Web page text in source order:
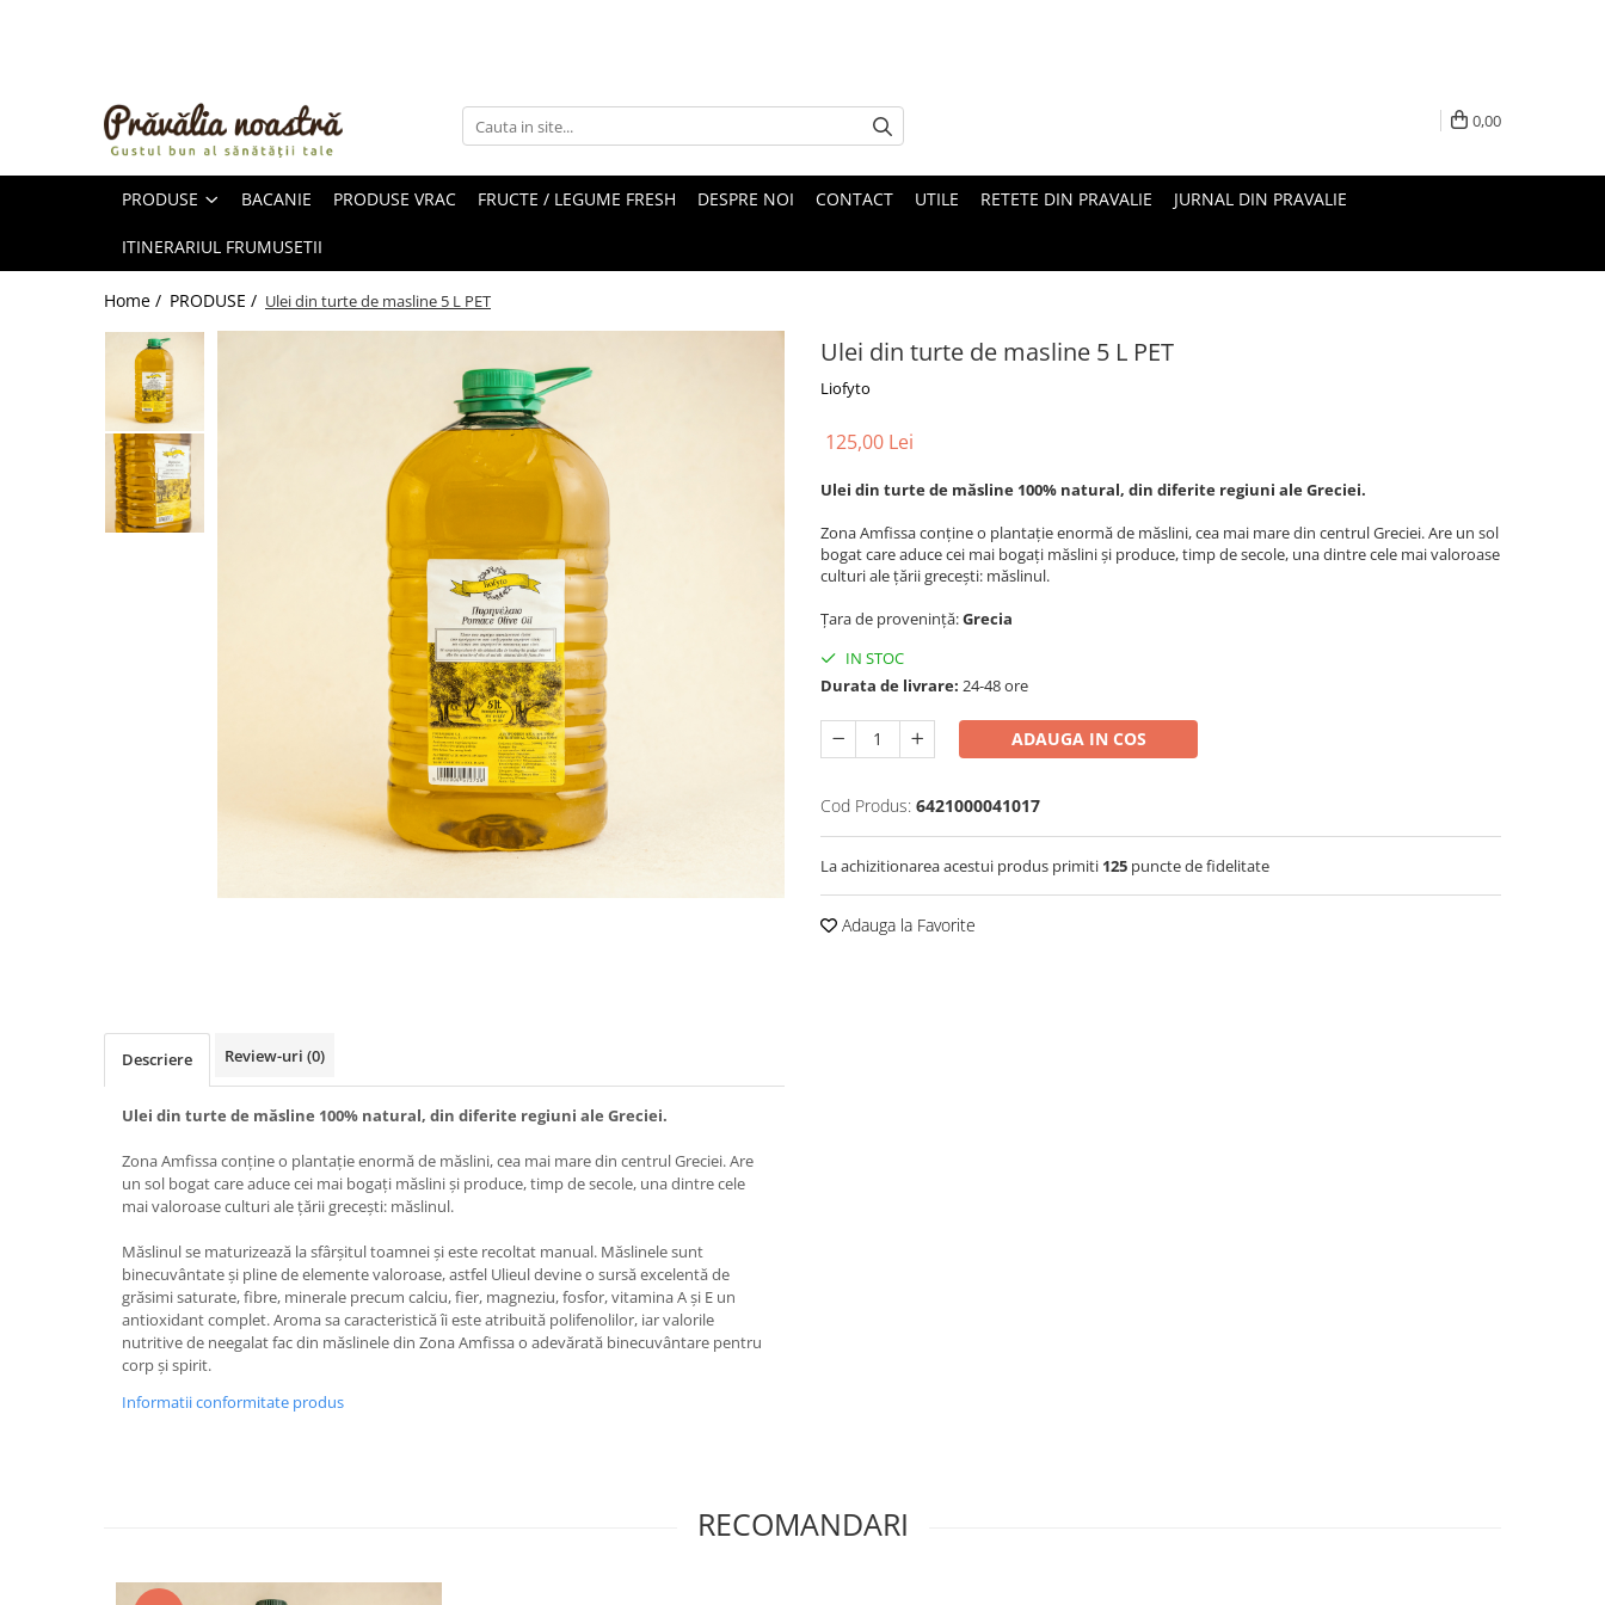
ULEIURI ȘI UNTURI
FRUCTE DESHIDRATATE
ÎNDULCITORI NATURALI / MIERE
FRUCTE LA CONSERVĂ
OȚETURI ȘI SOSURI
FĂINĂ FĂRĂ GLUTEN
BĂUTURI / LAPTE VEGETAL
OREZ ȘI CEREALE
0,00
PRODUSE BACANIE PRODUSE VRAC FRUCTE / LEGUME FRESH DESPRE NOI CONTACT UTILE RETETE DIN PRAVALIE JURNAL DIN PRAVALIE
ITINERARIUL FRUMUSETII
Home / PRODUSE / Ulei din turte de masline 5 L PET
Ulei din turte de masline 5 L PET
Liofyto
125,00 Lei
Ulei din turte de măsline 100% natural, din diferite regiuni ale Greciei.
Zona Amfissa conține o plantație enormă de măslini, cea mai mare din centrul Greciei. Are un sol
bogat care aduce cei mai bogați măslini și produce, timp de secole, una dintre cele mai valoroase
culturi ale țării grecești: măslinul.
Țara de provenință:Grecia
IN STOC
Durata de livrare: 24-48 ore
ADAUGA IN COS
Cod Produs: 6421000041017
La achizitionarea acestui produs primiti 125 puncte de fidelitate
Adauga la Favorite
Descriere Review-uri (0)
Ulei din turte de măsline 100% natural, din diferite regiuni ale Greciei.
Zona Amfissa conține o plantație enormă de măslini, cea mai mare din centrul Greciei. Are
un sol bogat care aduce cei mai bogați măslini și produce, timp de secole, una dintre cele
mai valoroase culturi ale țării grecești: măslinul.
Măslinul se maturizează la sfârșitul toamnei și este recoltat manual. Măslinele sunt
binecuvântate și pline de elemente valoroase, astfel Ulieul devine o sursă excelentă de
grăsimi saturate, fibre, minerale precum calciu, fier, magneziu, fosfor, vitamina A și E un
antioxidant complet. Aroma sa caracteristică îi este atribuită polifenolilor, iar valorile
nutritive de neegalat fac din măslinele din Zona Amfissa o adevărată binecuvântare pentru
corp și spirit.
Informatii conformitate produs
RECOMANDARI